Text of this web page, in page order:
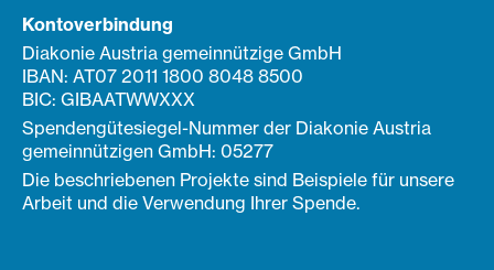
Kontoverbindung
Diakonie Austria gemeinnützige GmbH
IBAN: AT07 2011 1800 8048 8500
BIC: GIBAATWWXXX
Spendengütesiegel-Nummer der Diakonie Austria
gemeinnützigen GmbH: 05277
Die beschriebenen Projekte sind Beispiele für unsere
Arbeit und die Verwendung Ihrer Spende.